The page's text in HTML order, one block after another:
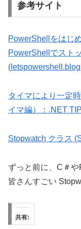
参考サイト
PowerShellをはじ
PowerShellでスト
タイマにより一定
イマ編）：.NET
Stopwatch クラス
ずっと前に、C＃や
皆さんすごい
共有: